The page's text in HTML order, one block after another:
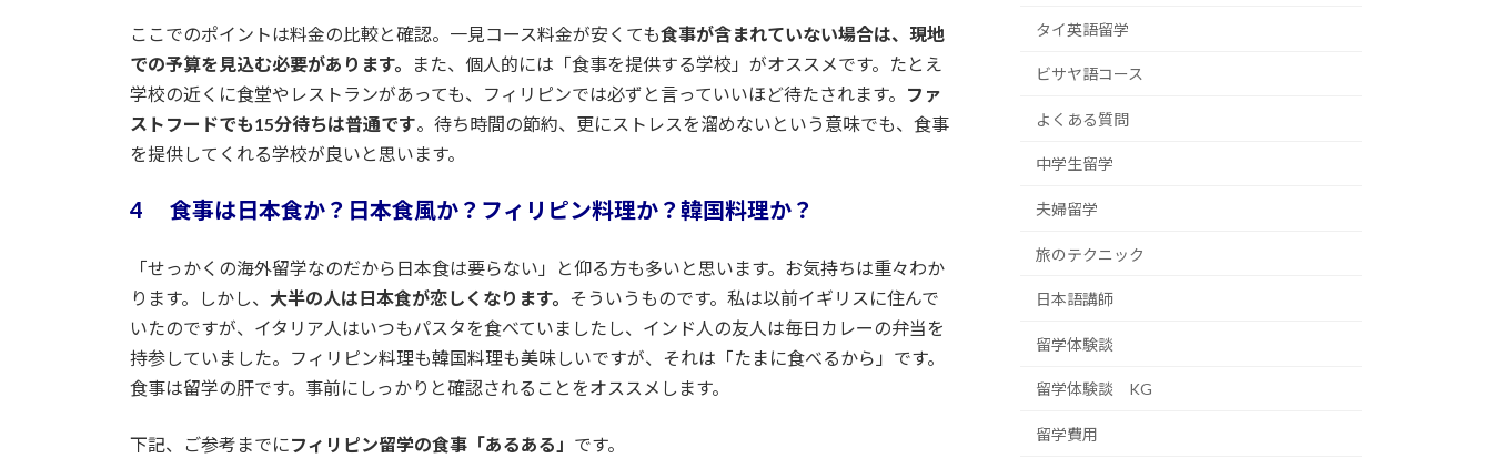
ここでのポイントは料金の比較と確認。一見コース料金が安くても食事が含まれていない場合は、現地
での予算を見込む必要があります。
また、個人的には「食事を提供する学校」がオススメです。たとえ
学校の近くに食堂やレストランがあっても、フィリピンでは必ずと言っていいほど待たされます。
ファ
ストフードでも15分待ちは普通です。待ち時間の節約、更にストレスを溜めないという意味でも、食事
を提供してくれる学校が良いと思います。
4 食事は日本食か？日本食風か？フィリピン料理か？韓国料理か？
「せっかくの海外留学なのだから日本食は要らない」と仰る方も多いと思います。お気持ちは重々わか
ります。しかし、 大半の人は日本食が恋しくなります。
そういうものです。私は以前イギリスに住んで
いたのですが、イタリア人はいつもパスタを食べていましたし、インド人の友人は毎日カレーの弁当を
持参していました。フィリピン料理も韓国料理も美味しいですが、それは「たまに食べるから」です。
食事は留学の肝です。事前にしっかりと確認されることをオススメします。
下記、ご参考までにフィリピン留学の食事「あるある」 です。
タイ英語留学
ビサヤ語コース
よくある質問
中学生留学
夫婦留学
旅のテクニック
日本語講師
留学体験談
留学体験談 KG
留学費用